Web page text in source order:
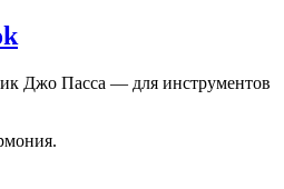
Джо Пасса — для инструментов